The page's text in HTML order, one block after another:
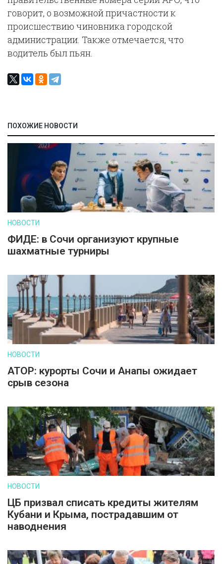
говорит, о возможной причастности к
происшествию чиновника городской
администрации. Также отмечается, что
водитель был пьян.
ПОХОЖИЕ НОВОСТИ
НОВОСТИ
ФИДЕ: в Сочи организуют крупные
шахматные турниры
НОВОСТИ
АТОР: курорты Сочи и Анапы ожидает
срыв сезона
НОВОСТИ
ЦБ призвал списать кредиты жителям
Кубани и Крыма, пострадавшим от
наводнения